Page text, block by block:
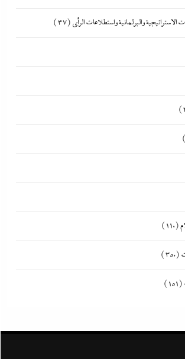
والبرلمانية واستطلاعات الرأى (37)
(110)
(350)
(151)